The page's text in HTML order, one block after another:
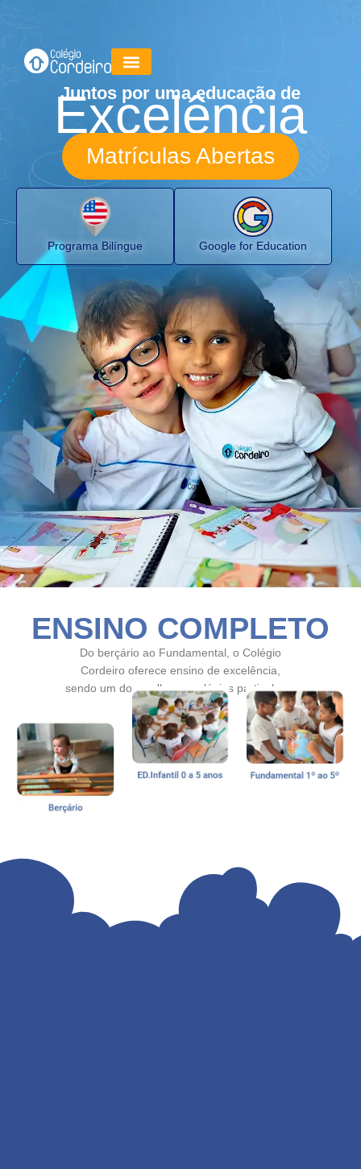
Juntos por uma educação de
Excelência
Matrículas Abertas
Programa Bilíngue Google for Education
ENSINO COMPLETO
Do berçário ao Fundamental, o Colégio
Cordeiro oferece ensino de excelência,
sendo um dos melhores colégios particulares
de São Paulo.